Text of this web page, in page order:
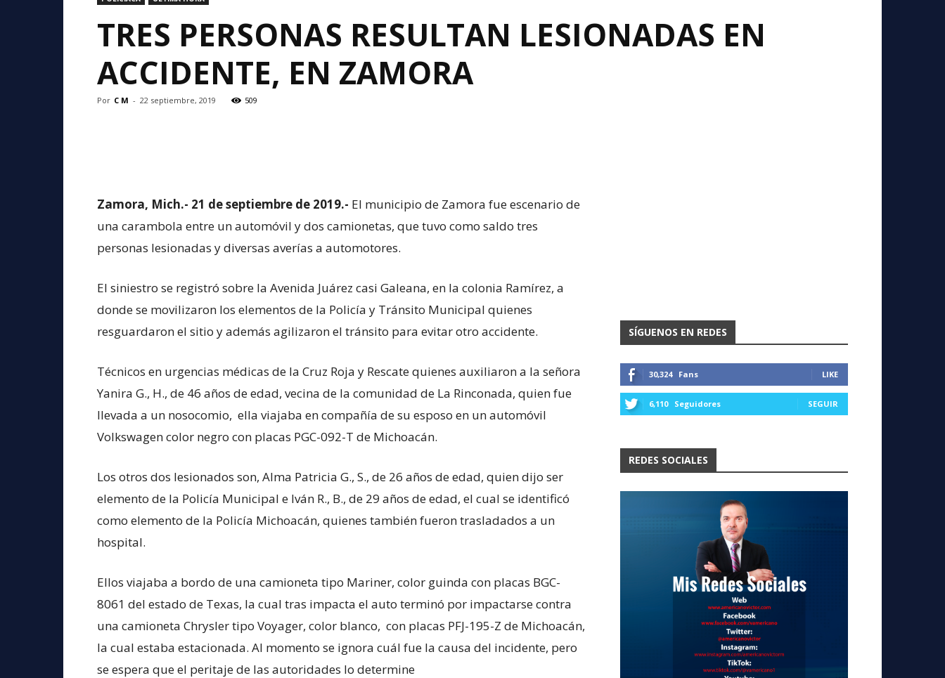
TRES PERSONAS RESULTAN LESIONADAS EN
ACCIDENTE, EN ZAMORA
Por C M - 22 septiembre, 2019 509
Zamora, Mich.- 21 de septiembre de 2019.- El municipio de Zamora fue escenario de
una carambola entre un automóvil y dos camionetas, que tuvo como saldo tres
personas lesionadas y diversas averías a automotores.
El siniestro se registró sobre la Avenida Juárez casi Galeana, en la colonia Ramírez, a
donde se movilizaron los elementos de la Policía y Tránsito Municipal quienes
resguardaron el sitio y además agilizaron el tránsito para evitar otro accidente.
Técnicos en urgencias médicas de la Cruz Roja y Rescate quienes auxiliaron a la señora
Yanira G., H., de 46 años de edad, vecina de la comunidad de La Rinconada, quien fue
llevada a un nosocomio, ella viajaba en compañía de su esposo en un automóvil
Volkswagen color negro con placas PGC-092-T de Michoacán.
Los otros dos lesionados son, Alma Patricia G., S., de 26 años de edad, quien dijo ser
elemento de la Policía Municipal e Iván R., B., de 29 años de edad, el cual se identificó
como elemento de la Policía Michoacán, quienes también fueron trasladados a un
hospital.
Ellos viajaba a bordo de una camioneta tipo Mariner, color guinda con placas BGC-
8061 del estado de Texas, la cual tras impacta el auto terminó por impactarse contra
una camioneta Chrysler tipo Voyager, color blanco, con placas PFJ-195-Z de Michoacán,
la cual estaba estacionada. Al momento se ignora cuál fue la causa del incidente, pero
se espera que el peritaje de las autoridades lo determine
SÍGUENOS EN REDES
30,324 Fans LIKE
6,110 Seguidores SEGUIR
REDES SOCIALES